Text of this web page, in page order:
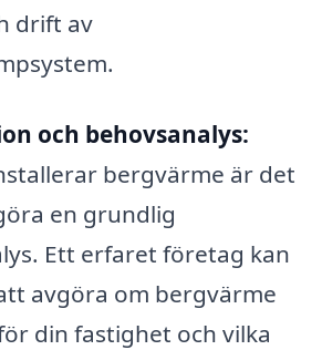
drift av
och behovsanalys:
bergvärme är det
en grundlig
Ett erfaret företag kan
avgöra om bergvärme
din fastighet och vilka